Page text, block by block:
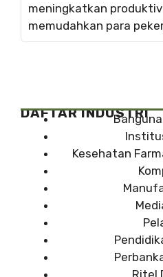
meningkatkan
memudahkan para
DAFTAR INDUSTRI
Kesehatan
Ritel